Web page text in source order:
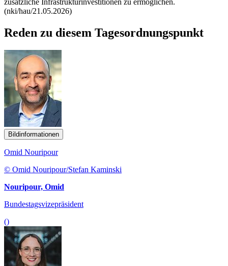
zusätzliche Infrastrukturinvestitionen zu ermöglichen.
(nki/hau/21.05.2026)
Reden zu diesem Tagesordnungspunkt
Bildinformationen
Omid Nouripour
© Omid Nouripour/Stefan Kaminski
Nouripour, Omid
Bundestagsvizepräsident
()